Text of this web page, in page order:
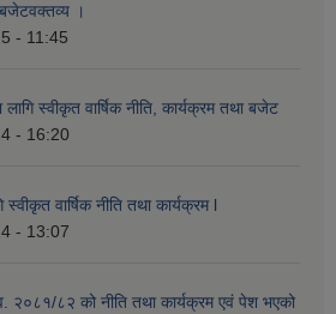
बजेटवक्तव्य ।
- 11:45
स्वीकृत वार्षिक नीति, कार्यक्रम तथा बजेट
- 16:20
वार्षिक नीति तथा कार्यक्रम l
- 13:07
२०८१/८२ को नीति तथा कार्यक्रम एवं पेश भएको